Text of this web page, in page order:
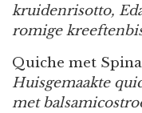
kruidenrisotto,
romige
Quiche met
Huisgemaakte
met